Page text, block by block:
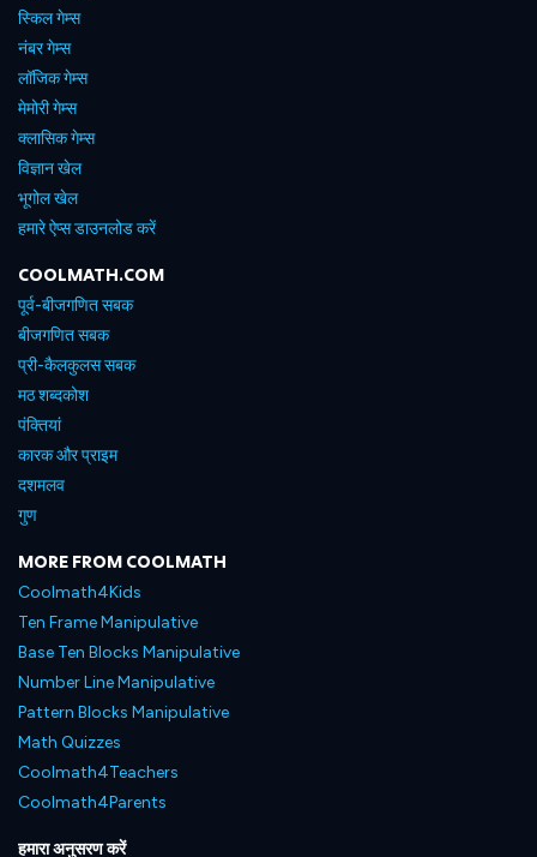
स्किल गेम्स
नंबर गेम्स
लॉजिक गेम्स
मेमोरी गेम्स
क्लासिक गेम्स
विज्ञान खेल
भूगोल खेल
हमारे ऐप्स डाउनलोड करें
COOLMATH.COM
पूर्व-बीजगणित सबक
बीजगणित सबक
प्री-कैलकुलस सबक
मठ शब्दकोश
पंक्तियां
कारक और प्राइम
दशमलव
गुण
MORE FROM COOLMATH
Coolmath4Kids
Ten Frame Manipulative
Base Ten Blocks Manipulative
Number Line Manipulative
Pattern Blocks Manipulative
Math Quizzes
Coolmath4Teachers
Coolmath4Parents
हमारा अनुसरण करें